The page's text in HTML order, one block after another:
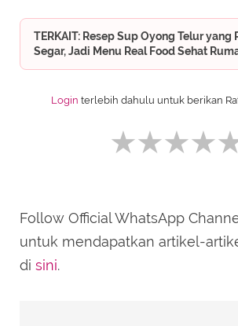
TERKAIT: Resep Sup Oyong Telur yang
Segar, Jadi Menu Real Food Sehat
Login terlebih dahulu untuk berikan
SUBMIT REVIEW
Follow Official WhatsApp
untuk mendapatkan artikel-
di sini.